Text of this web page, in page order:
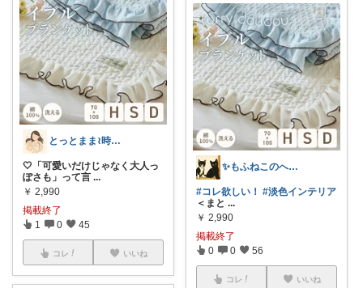
とっとまま≀時短ワーママ🤎🤍
🤍「可愛いだけじゃなく大人っ
ぽさも」って言 ...
￥ 2,990
掲載終了
1 0 45
コレ いいね
✨もふねこのへや✨
#コレ欲しい！ #淡色インテリア
＜まと ...
￥ 2,990
掲載終了
0 0 56
コレ いいね